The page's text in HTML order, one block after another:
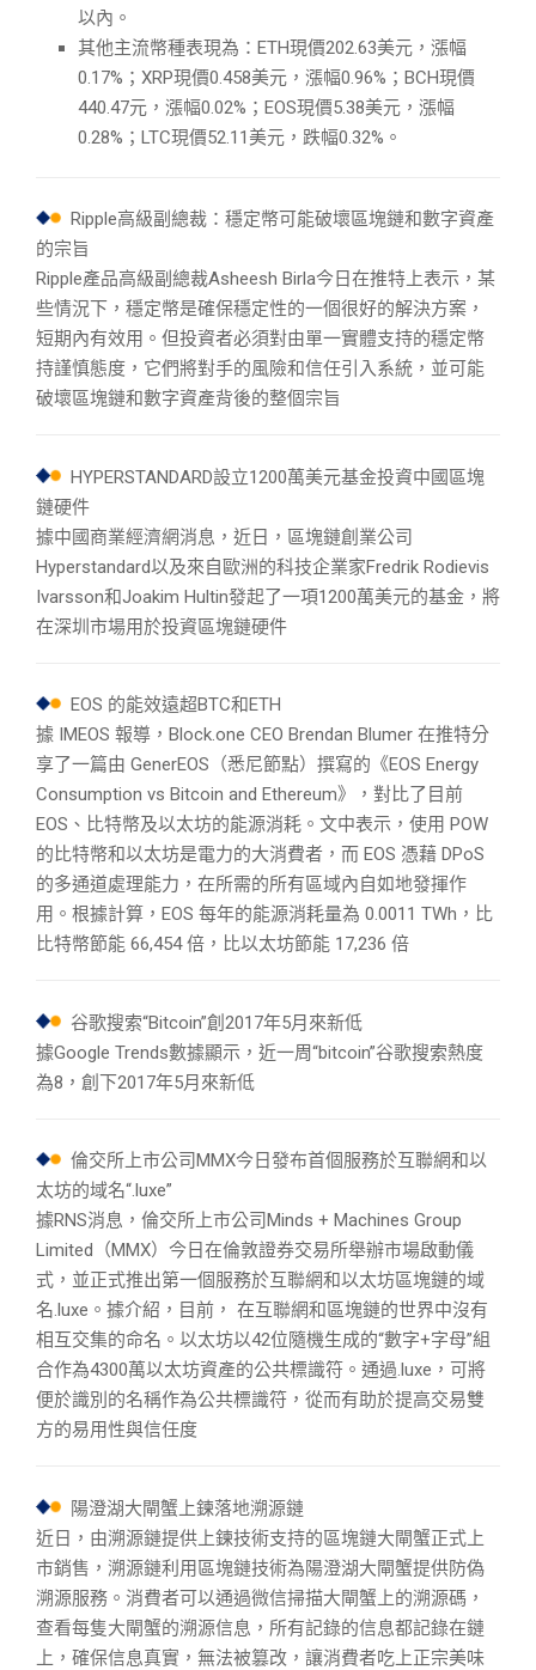
以內。
其他主流幣種表現為：ETH現價202.63美元，漲幅
0.17%；XRP現價0.458美元，漲幅0.96%；BCH現價
440.47元，漲幅0.02%；EOS現價5.38美元，漲幅
0.28%；LTC現價52.11美元，跌幅0.32%。
Ripple高級副總裁：穩定幣可能破壞區塊鏈和數字資產
的宗旨
Ripple產品高級副總裁Asheesh Birla今日在推特上表示，某
些情況下，穩定幣是確保穩定性的一個很好的解決方案，
短期內有效用。但投資者必須對由單一實體支持的穩定幣
持謹慎態度，它們將對手的風險和信任引入系統，並可能
破壞區塊鏈和數字資產背後的整個宗旨
HYPERSTANDARD設立1200萬美元基金投資中國區塊
鏈硬件
據中國商業經濟網消息，近日，區塊鏈創業公司
Hyperstandard以及來自歐洲的科技企業家Fredrik Rodievis
Ivarsson和Joakim Hultin發起了一項1200萬美元的基金，將
在深圳市場用於投資區塊鏈硬件
EOS 的能效遠超BTC和ETH
據 IMEOS 報導，Block.one CEO Brendan Blumer 在推特分
享了一篇由 GenerEOS（悉尼節點）撰寫的《EOS Energy
Consumption vs Bitcoin and Ethereum》，對比了目前
EOS、比特幣及以太坊的能源消耗。文中表示，使用 POW
的比特幣和以太坊是電力的大消費者，而 EOS 憑藉 DPoS
的多通道處理能力，在所需的所有區域內自如地發揮作
用。根據計算，EOS 每年的能源消耗量為 0.0011 TWh，比
比特幣節能 66,454 倍，比以太坊節能 17,236 倍
谷歌搜索“Bitcoin”創2017年5月來新低
據Google Trends數據顯示，近一周“bitcoin”谷歌搜索熱度
為8，創下2017年5月來新低
倫交所上市公司MMX今日發布首個服務於互聯網和以
太坊的域名“.luxe”
據RNS消息，倫交所上市公司Minds + Machines Group
Limited（MMX）今日在倫敦證券交易所舉辦市場啟動儀
式，並正式推出第一個服務於互聯網和以太坊區塊鏈的域
名.luxe。據介紹，目前， 在互聯網和區塊鏈的世界中沒有
相互交集的命名。以太坊以42位隨機生成的“數字+字母”組
合作為4300萬以太坊資產的公共標識符。通過.luxe，可將
便於識別的名稱作為公共標識符，從而有助於提高交易雙
方的易用性與信任度
陽澄湖大閘蟹上鍊落地溯源鏈
近日，由溯源鏈提供上鍊技術支持的區塊鏈大閘蟹正式上
市銷售，溯源鏈利用區塊鏈技術為陽澄湖大閘蟹提供防偽
溯源服務。消費者可以通過微信掃描大閘蟹上的溯源碼，
查看每隻大閘蟹的溯源信息，所有記錄的信息都記錄在鏈
上，確保信息真實，無法被篡改，讓消費者吃上正宗美味